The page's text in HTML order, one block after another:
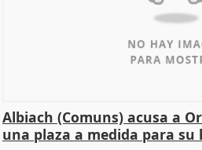
Albiach (Comuns) acusa a
una plaza a medida para su